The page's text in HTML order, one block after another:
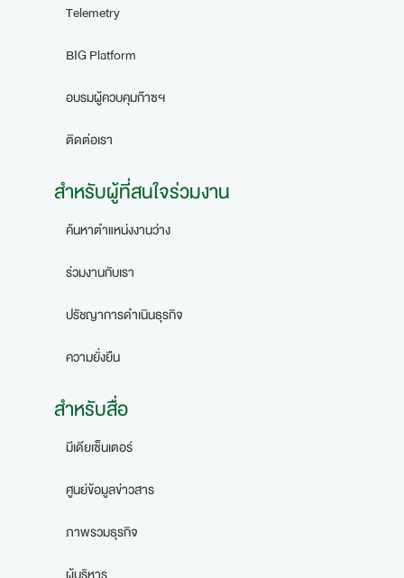
Telemetry
BIG Platform
อบรมผู้ควบคุมก๊าซฯ
ติดต่อเรา
สำหรับผู้ที่สนใจร่วมงาน
ค้นหาตำแหน่งงานว่าง
ร่วมงานกับเรา
ปรัชญาการดำเนินธุรกิจ
ความยั่งยืน
สำหรับสื่อ
มีเดียเซ็นเตอร์
ศูนย์ข้อมูลข่าวสาร
ภาพรวมธุรกิจ